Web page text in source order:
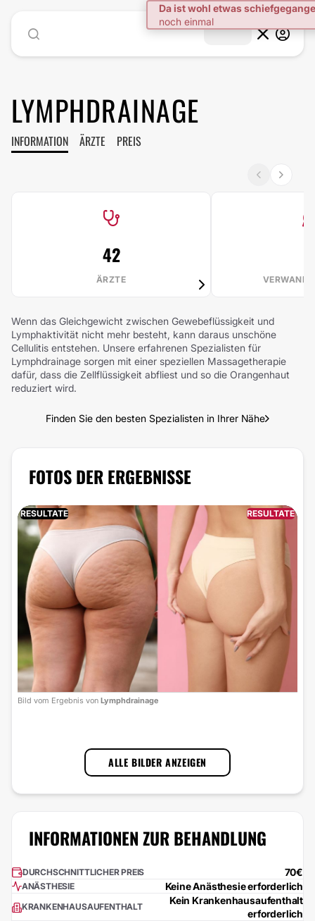
Da ist wohl etwas
noch einmal
LYMPHDRAINAGE
INFORMATION ÄRZTE PREIS
42
ÄRZTE
Wenn das Gleichgewicht zwischen Gewebeflüssigkeit und
Lymphaktivität nicht mehr besteht, kann daraus unschöne
Cellulitis entstehen. Unsere erfahrenen Spezialisten für
Lymphdrainage sorgen mit einer speziellen Massagetherapie
dafür, dass die Zellflüssigkeit abfliest und so die Orangenhaut
reduziert wird.
Finden Sie den besten Spezialisten in Ihrer Nähe
FOTOS DER ERGEBNISSE
RESULTATE RESULTATE
Bild vom Ergebnis von Lymphdrainage
ALLE BILDER ANZEIGEN
INFORMATIONEN ZUR BEHANDLUNG
DURCHSCHNITTLICHER PREIS 70€
ANÄSTHESIE Keine Anästhesie erforderlich
KRANKENHAUSAUFENTHALT
Kein Krankenhausaufenthalt
erforderlich